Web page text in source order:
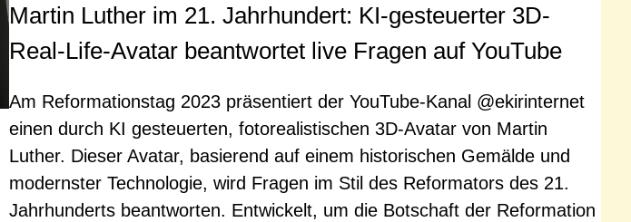
Martin Luther im 21. Jahrhundert: KI-gesteuerter 3D-
Real-Life-Avatar beantwortet live Fragen auf YouTube
Am Reformationstag 2023 präsentiert der YouTube-Kanal @ekirinternet
einen durch KI gesteuerten, fotorealistischen 3D-Avatar von Martin
Luther. Dieser Avatar, basierend auf einem historischen Gemälde und
modernster Technologie, wird Fragen im Stil des Reformators des 21.
Jahrhunderts beantworten. Entwickelt, um die Botschaft der Reformation